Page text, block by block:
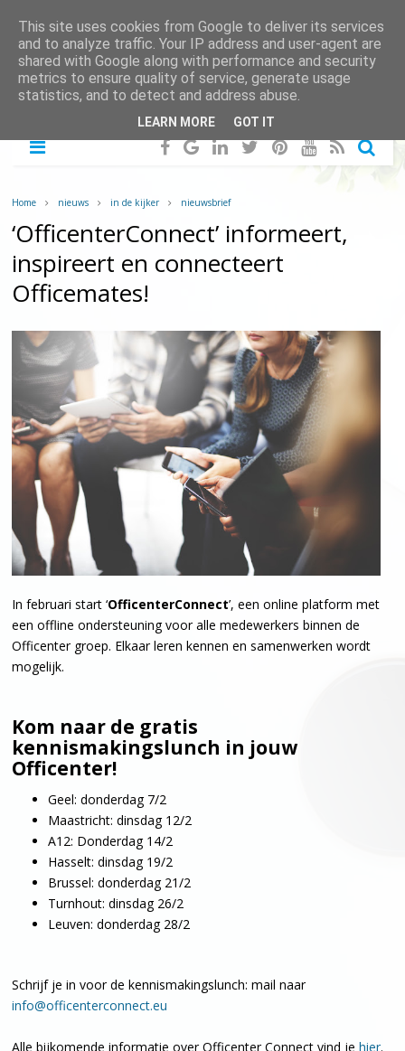
Home nieuws in de kijker nieuwsbrief
‘OfficenterConnect’ informeert,
inspireert en connecteert
Officemates!
In februari start ‘OfficenterConnect’, een online platform met
een offline ondersteuning voor alle medewerkers binnen de
Officenter groep. Elkaar leren kennen en samenwerken wordt
mogelijk.
Kom naar de gratis
kennismakingslunch in jouw
Officenter!
Geel: donderdag 7/2
Maastricht: dinsdag 12/2
A12: Donderdag 14/2
Hasselt: dinsdag 19/2
Brussel: donderdag 21/2
Turnhout: dinsdag 26/2
Leuven: donderdag 28/2
Schrijf je in voor de kennismakingslunch: mail naar
info@officenterconnect.eu
Alle bijkomende informatie over Officenter Connect vind jehier.
This site uses cookies from Google to deliver its services
and to analyze traffic. Your IP address and user-agent are
shared with Google along with performance and security
metrics to ensure quality of service, generate usage
statistics, and to detect and address abuse.
LEARN MORE GOT IT